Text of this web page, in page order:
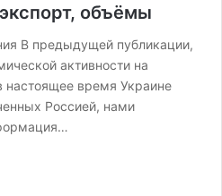
объёмы
В предыдущей публикации,
активности на
настоящее время Украине
Россией, нами